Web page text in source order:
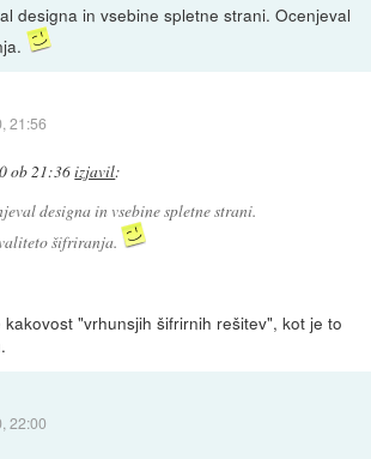
designa in vsebine spletne strani. Ocenjeval
21:56
ob 21:36izjavil:
designa in vsebine spletne strani.
šifriranja.
"vrhunsjih šifrirnih rešitev", kot je to
22:00